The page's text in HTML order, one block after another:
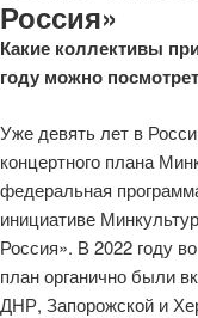
Россия»
Какие коллективы
году можно
Уже девять лет в
концертного плана
федеральная
инициативе
Россия». В 2022 году
план органично были
ДНР, Запорожской и